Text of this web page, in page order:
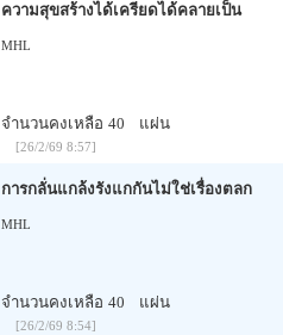
ความสุขสร้างได้เครียดได้คลายเป็น
MHL
จำนวนคงเหลือ 40 แผ่น
[26/2/69 8:57]
การกลั่นแกล้งรังแกกันไม่ใช่เรื่องตลก
MHL
จำนวนคงเหลือ 40 แผ่น
[26/2/69 8:54]